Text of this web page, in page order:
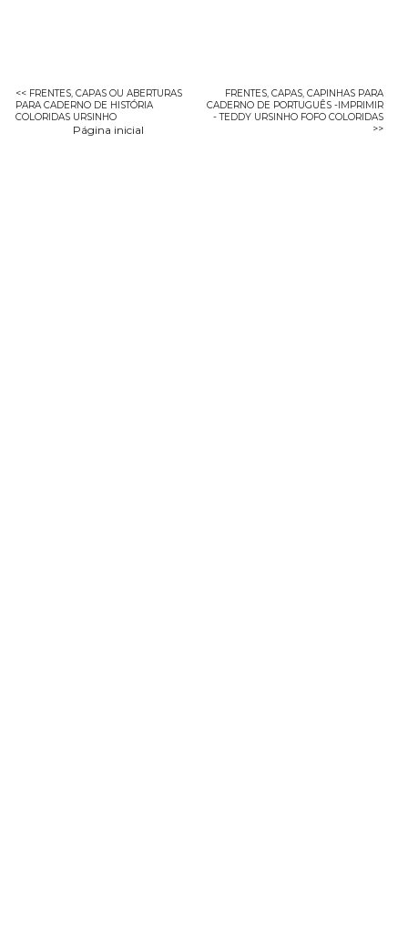
<< FRENTES, CAPAS OU ABERTURAS
PARA CADERNO DE HISTÓRIA
COLORIDAS URSINHO
FRENTES, CAPAS, CAPINHAS PARA
CADERNO DE PORTUGUÊS -IMPRIMIR
- TEDDY URSINHO FOFO COLORIDAS
>>
Página inicial